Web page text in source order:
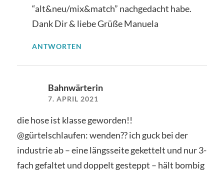
“alt&neu/mix&match” nachgedacht habe.
Dank Dir & liebe Grüße Manuela
ANTWORTEN
Bahnwärterin
7. APRIL 2021
die hose ist klasse geworden!!
@gürtelschlaufen: wenden?? ich guck bei der
industrie ab – eine längsseite gekettelt und nur 3-
fach gefaltet und doppelt gesteppt – hält bombig